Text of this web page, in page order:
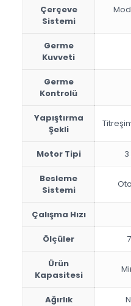
Çerçeve
Sistemi
Germe
Kuvveti
Germe
Kontrolü
Yapıştırma
Şekli
Motor Tipi
Besleme
Sistemi
Çalışma Hızı
Ölçüler
Ürün
Kapasitesi
Ağırlık